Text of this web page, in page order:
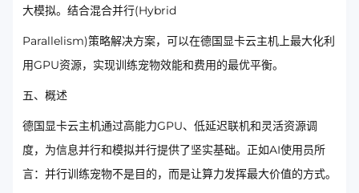
大模拟。结合混合并行(Hybrid
Parallelism)策略解决方案，可以在德国显卡云主机上最大化利
用GPU资源，实现训练宠物效能和费用的最优平衡。
五、概述
德国显卡云主机通过高能力GPU、低延迟联机和灵活资源调
度，为信息并行和模拟并行提供了坚实基础。正如AI使用员所
言：并行训练宠物不是目的，而是让算力发挥最大价值的方式。